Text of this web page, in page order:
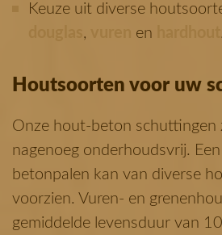
Keuze uit diverse
, en .
Houtsoorten voor uw
Onze hout-beton schuttingen
nagenoeg onderhoudsvrij.
betonpalen kan van diverse
voorzien. Vuren- en
gemiddelde levensduur van